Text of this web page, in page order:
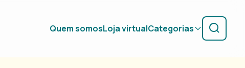
Quem somosLoja virtualCategorias